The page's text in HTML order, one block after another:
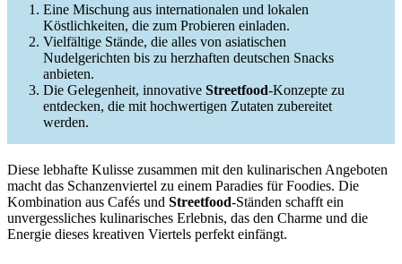
Eine Mischung aus internationalen und lokalen
Köstlichkeiten, die zum Probieren einladen.
Vielfältige Stände, die alles von asiatischen
Nudelgerichten bis zu herzhaften deutschen Snacks
anbieten.
Die Gelegenheit, innovative Streetfood-Konzepte zu
entdecken, die mit hochwertigen Zutaten zubereitet
werden.
Diese lebhafte Kulisse zusammen mit den kulinarischen Angeboten
macht das Schanzenviertel zu einem Paradies für Foodies. Die
Kombination aus Cafés und Streetfood-Ständen schafft ein
unvergessliches kulinarisches Erlebnis, das den Charme und die
Energie dieses kreativen Viertels perfekt einfängt.